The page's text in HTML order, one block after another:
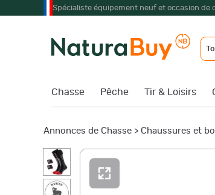
Spécialiste équipement neuf et occasion de
Chasse Pêche Tir & Loisirs
Annonces de Chasse > Chaussures et